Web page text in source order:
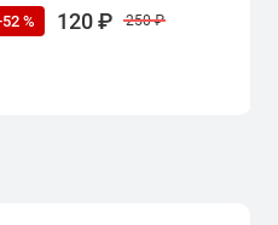
% 120 ₽ 250 ₽